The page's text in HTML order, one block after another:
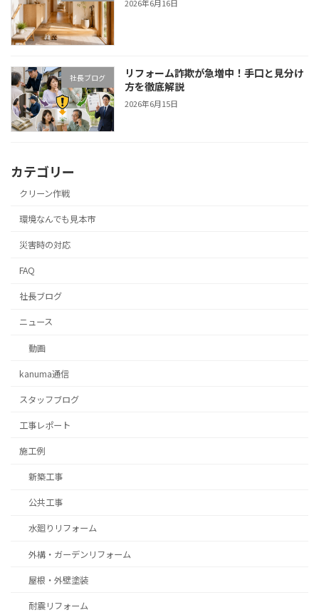
2026年6月16日
社長ブログ
リフォーム詐欺が急増中！手口と見分け
方を徹底解説
2026年6月15日
カテゴリー
クリーン作戦
環境なんでも見本市
災害時の対応
FAQ
社長ブログ
ニュース
動画
kanuma通信
スタッフブログ
⼯事レポート
施工例
新築工事
公共工事
水廻りリフォーム
外構・ガーデンリフォーム
屋根・外壁塗装
耐震リフォーム